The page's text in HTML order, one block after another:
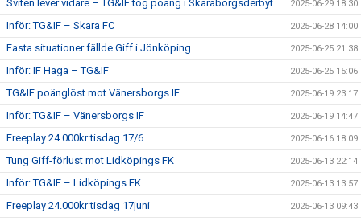
Sviten lever vidare – TG&IF tog poäng i Skaraborgsderbyt 2025-06-29 18:30
Inför: TG&IF – Skara FC 2025-06-28 14:00
Fasta situationer fällde Giff i Jönköping 2025-06-25 21:38
Inför: IF Haga – TG&IF 2025-06-25 15:06
TG&IF poänglöst mot Vänersborgs IF 2025-06-19 23:17
Inför: TG&IF – Vänersborgs IF 2025-06-19 14:47
Freeplay 24.000kr tisdag 17/6 2025-06-16 18:09
Tung Giff-förlust mot Lidköpings FK 2025-06-13 22:14
Inför: TG&IF – Lidköpings FK 2025-06-13 13:57
Freeplay 24.000kr tisdag 17juni 2025-06-13 09:43